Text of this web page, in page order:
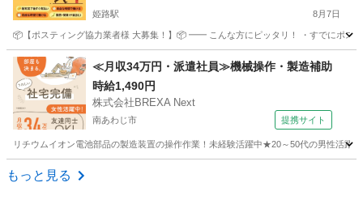
姫路駅 8月7日
📦【ポスティング協力業者様 大募集！】📦 ━━ こんな方にピッタリ！ ・すでにポス
兵庫 姫路市 姫路駅 軽作業 業務委託契約
≪月収34万円・派遣社員≫機械操作・製造補助
時給1,490円
株式会社BREXA Next
南あわじ市 提携サイト
リチウムイオン電池部品の製造装置の操作作業！未経験活躍中★20～50代の男性活
兵庫 南あわじ市
もっと見る